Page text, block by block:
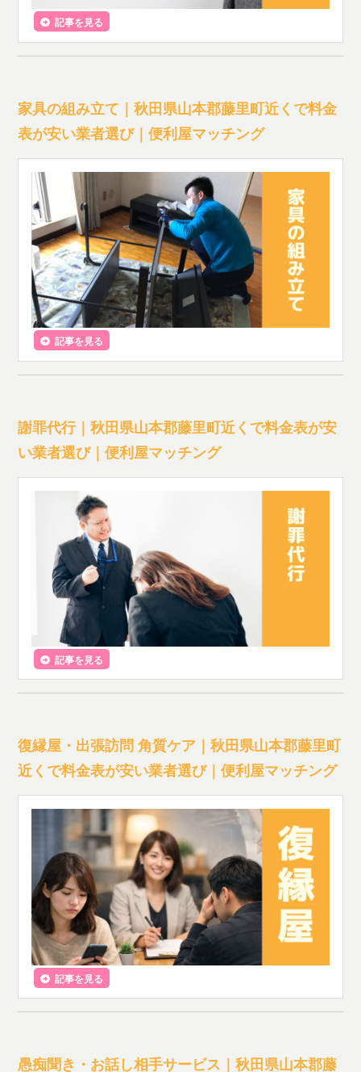
記事を見る
家具の組み立て｜秋田県山本郡藤里町近くで料金
表が安い業者選び｜便利屋マッチング
記事を見る
謝罪代行｜秋田県山本郡藤里町近くで料金表が安
い業者選び｜便利屋マッチング
記事を見る
復縁屋・出張訪問 角質ケア｜秋田県山本郡藤里町
近くで料金表が安い業者選び｜便利屋マッチング
記事を見る
愚痴聞き・お話し相手サービス｜秋田県山本郡藤